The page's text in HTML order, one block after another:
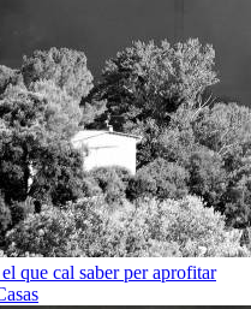
que cal saber per aprofitar